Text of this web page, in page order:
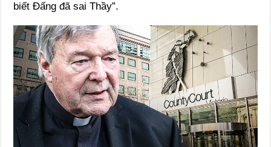
biết Ðấng đã sai Thầy”.